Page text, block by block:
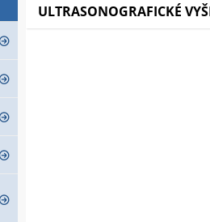
ULTRASONOGRAFICKÉ